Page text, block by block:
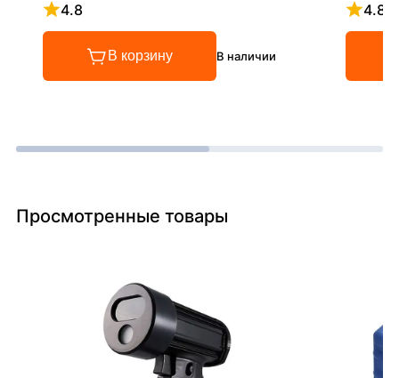
4.8
Рейтинг 4.8 из 5
В корзину В наличии
4.8
Просмотренные товары